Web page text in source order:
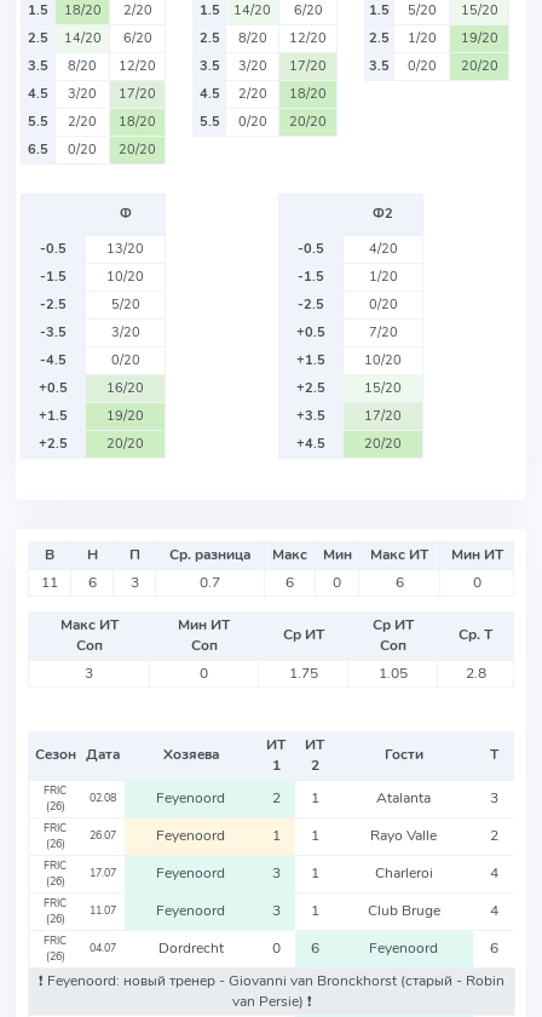
1.5
18/20
2/20
2.5
14/20
6/20
3.5
8/20
12/20
4.5
3/20
17/20
5.5
2/20
18/20
6.5
0/20 20/20
1.5
14/20
6/20
2.5
8/20
12/20
3.5
3/20
17/20
4.5
2/20
18/20
5.5
0/20 20/20
1.5
5/20
15/20
2.5
1/20
19/20
3.5
0/20 20/20
Ф
-0.5
13/20
-1.5
10/20
-2.5
5/20
-3.5
3/20
-4.5
0/20
+0.5
16/20
+1.5
19/20
+2.5
20/20
Ф2
-0.5
4/20
-1.5
1/20
-2.5
0/20
+0.5
7/20
+1.5
10/20
+2.5
15/20
+3.5
17/20
+4.5
20/20
В Н П Ср. разница Макс Мин Макс ИТ
Мин ИТ
11
6 3 0.7 6 0 6 0
Макс ИТ
Соп
Мин ИТ
Соп
Ср ИТ
Ср ИТ
Соп
Ср. Т
3
0 1.75 1.05 2.8
Сезон Дата Хозяева
ИТ
1
ИТ
2
Гости Т
FRIC
(26)
02.08 Feyenoord 2 1 Atalanta 3
FRIC
(26)
26.07 Feyenoord 1 1 Rayo Valle 2
FRIC
(26)
17.07 Feyenoord 3 1 Charleroi 4
FRIC
(26)
11.07 Feyenoord 3 1 Club Bruge 4
FRIC
(26)
04.07 Dordrecht 0 6 Feyenoord
6
❗️ Feyenoord: новый тренер - Giovanni van Bronckhorst (старый - Robin
van Persie) ❗️